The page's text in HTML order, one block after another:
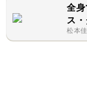
全
ス
松本